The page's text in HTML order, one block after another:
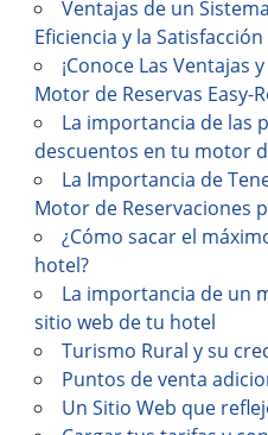
Ventajas de un
Eficiencia y la
¡Conoce Las Ventajas
Motor de Reservas Easy-
La importancia de las
descuentos en tu motor
La Importancia de
Motor de Reservaciones
¿Cómo sacar el
hotel?
La importancia de un
sitio web de tu hotel
Turismo Rural y su
Puntos de venta
Un Sitio Web que